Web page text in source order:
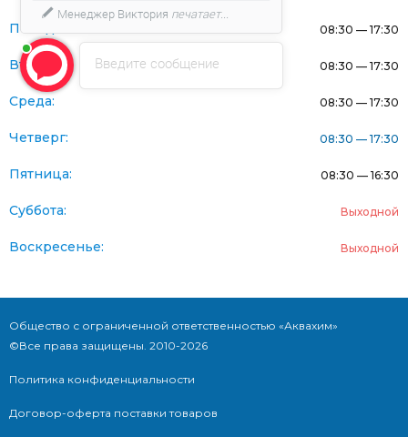
Понедельник: 08:30 — 17:30
Вторник: 08:30 — 17:30
Среда: 08:30 — 17:30
Четверг: 08:30 — 17:30
Пятница: 08:30 — 16:30
Суббота: Выходной
Воскресенье: Выходной
Общество с ограниченной ответственностью «Аквахим»
©Все права защищены. 2010-2026
Политика конфиденциальности
Договор-оферта поставки товаров
Введите сообщение
Менеджер Виктория печатает...